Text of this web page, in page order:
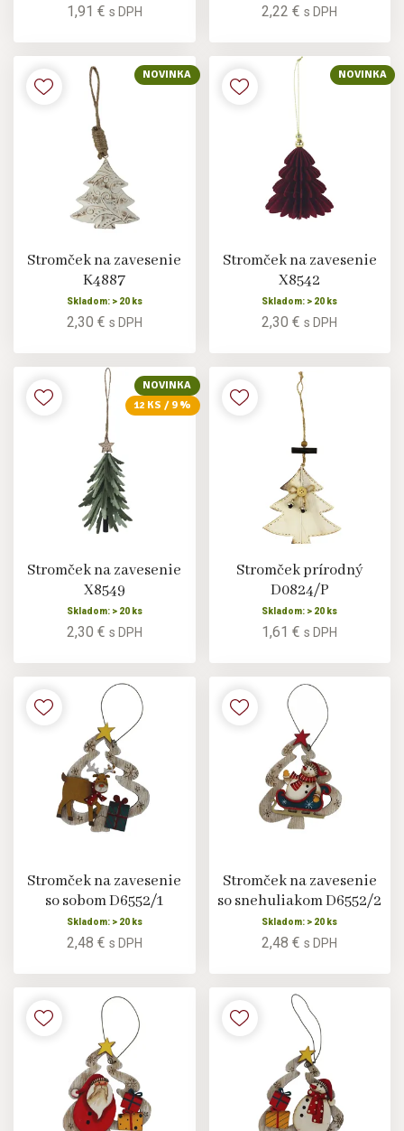
1,91 € s DPH 2,22 €s DPH
NOVINKA
Stromček na zavesenie
K4887
Skladom: > 20 ks
2,30 € s DPH
NOVINKA
Stromček na zavesenie
X8542
Skladom: > 20 ks
2,30 €s DPH
NOVINKA
12 KS / 9 %
Stromček na zavesenie
X8549
Skladom: > 20 ks
2,30 € s DPH
Stromček prírodný
D0824/P
Skladom: > 20 ks
1,61 €s DPH
Stromček na zavesenie
so sobom D6552/1
Skladom: > 20 ks
2,48 € s DPH
Stromček na zavesenie
so snehuliakom D6552/2
Skladom: > 20 ks
2,48 €s DPH